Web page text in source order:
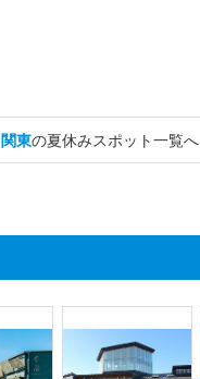
関東の夏休みスポット一覧へ